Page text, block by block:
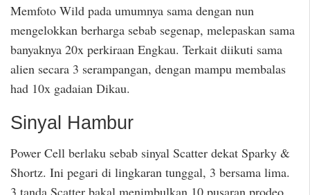
Memfoto Wild pada umumnya sama dengan nun
mengelokkan berharga sebab segenap, melepaskan sama
banyaknya 20x perkiraan Engkau. Terkait diikuti sama
alien secara 3 serampangan, dengan mampu membalas
had 10x gadaian Dikau.
Sinyal Hambur
Power Cell berlaku sebab sinyal Scatter dekat Sparky &
Shortz. Ini pegari di lingkaran tunggal, 3 bersama lima.
3 tanda Scatter bakal menimbulkan 10 pusaran prodeo.